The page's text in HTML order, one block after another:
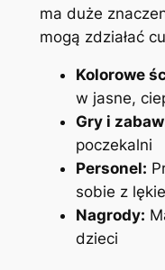
ma duże
mogą zdziałać
Kolorowe
w jasne,
Gry i
poczekalni
Personel:
sobie z
Nagrody:
dzieci